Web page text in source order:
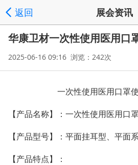
返回 展会资讯
华康卫材一次性使用医用口
2025-06-16 09:16 浏览：242次
一次性使用医用口罩
【产品名称】：一次性使用医用口
【产品型号】：平面挂耳型、平面
【产品特点】：